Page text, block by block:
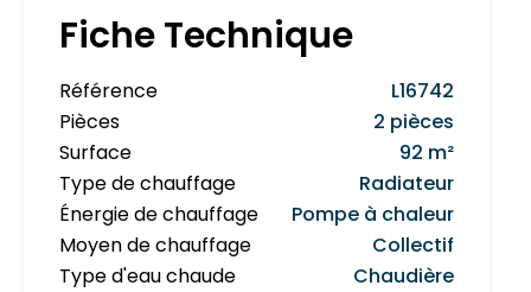
Fiche Technique
Référence
L16742
Pièces
2 pièces
Surface
92 m²
Type de chauffage
Radiateur
Énergie de chauffage
Pompe à chaleur
Moyen de chauffage
Collectif
Type d'eau chaude
Chaudière